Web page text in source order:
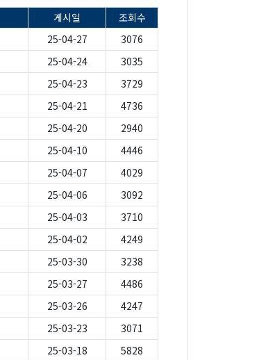
게시일
조회수
25-04-27
3076
25-04-24
3035
25-04-23
3729
25-04-21
4736
25-04-20
2940
25-04-10
4446
25-04-07
4029
25-04-06
3092
25-04-03
3710
25-04-02
4249
25-03-30
3238
25-03-27
4486
25-03-26
4247
25-03-23
3071
25-03-18
5828